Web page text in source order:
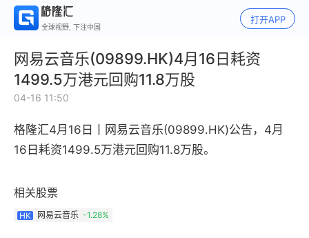
全球视野, 下注中国
打开APP
网易云音乐(09899.HK)4月16日耗资
1499.5万港元回购11.8万股
04-16 11:50
格隆汇4月16日丨 网易云音乐(09899.HK)公告， 4月
16日耗资1499.5万港元回购11.8万股。
相关股票
HK 网易云音乐 -1.28%